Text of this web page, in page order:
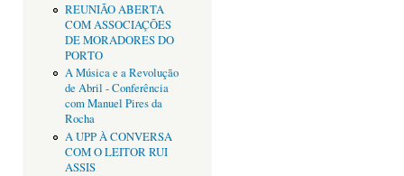
REUNIÃO ABERTA
COM ASSOCIAÇÕES
DE MORADORES DO
PORTO
A Música e a Revolução
de Abril - Conferência
com Manuel Pires da
Rocha
A UPP À CONVERSA
COM O LEITOR RUI
ASSIS